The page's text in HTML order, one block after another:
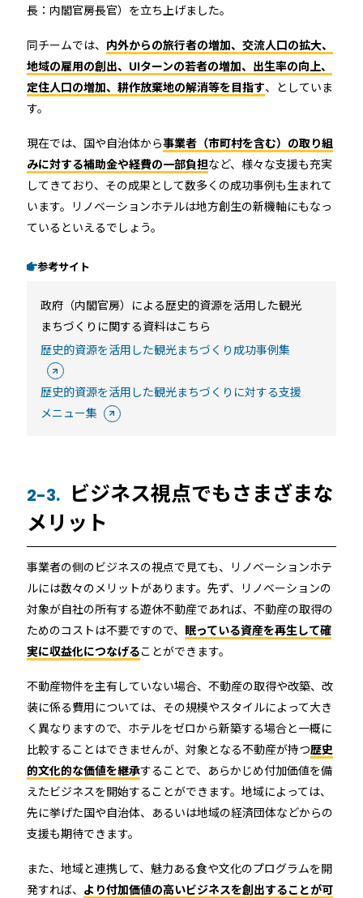
長：内閣官房長官）を立ち上げました。
同チームでは、 内外からの旅行者の増加、交流人口の拡大、
地域の雇用の創出、UIターンの若者の増加、出生率の向上、
定住人口の増加、耕作放棄地の解消等を目指す、としていま
す。
現在では、国や自治体から事業者（市町村を含む）の取り組
みに対する補助金や経費の一部負担など、様々な支援も充実
してきており、その成果として数多くの成功事例も生まれて
います。リノベーションホテルは地方創生の新機軸にもなっ
ているといえるでしょう。
参考サイト
政府（内閣官房）による歴史的資源を活用した観光
まちづくりに関する資料はこちら
歴史的資源を活用した観光まちづくり成功事例集
歴史的資源を活用した観光まちづくりに対する支援
メニュー集
2-3. ビジネス視点でもさまざまな
メリット
事業者の側のビジネスの視点で見ても、リノベーションホテ
ルには数々のメリットがあります。先ず、リノベーションの
対象が自社の所有する遊休不動産であれば、不動産の取得の
ためのコストは不要ですので、 眠っている資産を再生して確
実に収益化につなげることができます。
不動産物件を主有していない場合、不動産の取得や改築、改
装に係る費用については、その規模やスタイルによって大き
く異なりますので、ホテルをゼロから新築する場合と一概に
比較することはできませんが、対象となる不動産が持つ歴史
的文化的な価値を継承することで、あらかじめ付加価値を備
えたビジネスを開始することができます。地域によっては、
先に挙げた国や自治体、あるいは地域の経済団体などからの
支援も期待できます。
また、地域と連携して、魅力ある食や文化のプログラムを開
発すれば、 より付加価値の高いビジネスを創出することが可